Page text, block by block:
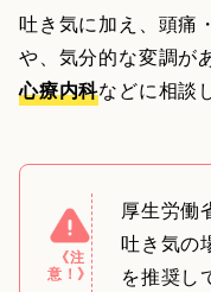
吐き気に加え、頭痛
や、気分的な変調が
心療内科などに相談
《注
意！》
厚生労働
吐き気の
を推奨し